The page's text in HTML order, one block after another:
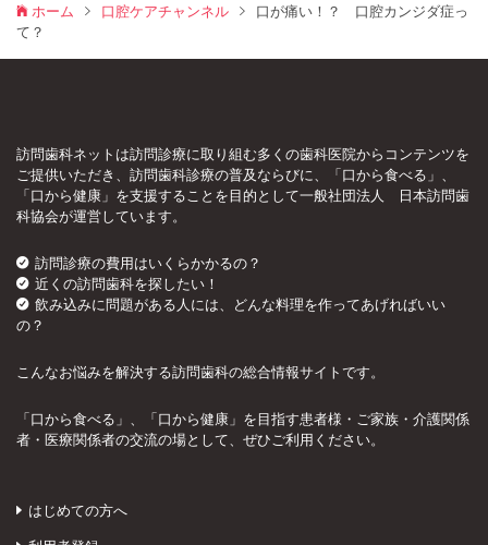
ホーム 口腔ケアチャンネル
口が痛い！？ 口腔カンジダ症っ
て？
訪問歯科ネットは訪問診療に取り組む多くの歯科医院からコンテンツを
ご提供いただき、訪問歯科診療の普及ならびに、「口から食べる」、
「口から健康」を支援することを目的として一般社団法人 日本訪問歯
科協会が運営しています。
訪問診療の費用はいくらかかるの？
近くの訪問歯科を探したい！
飲み込みに問題がある人には、どんな料理を作ってあげればいい
の？
こんなお悩みを解決する訪問歯科の総合情報サイトです。
「口から食べる」、「口から健康」を目指す患者様・ご家族・介護関係
者・医療関係者の交流の場として、ぜひご利用ください。
はじめての方へ